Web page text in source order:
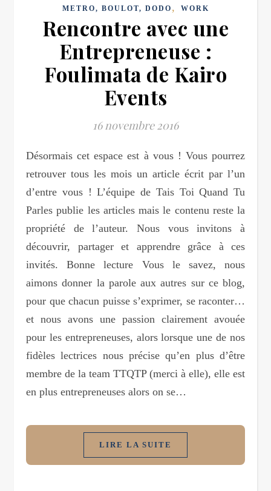
METRO, BOULOT, DODO , WORK
Rencontre avec une
Entrepreneuse :
Foulimata de Kairo
Events
16 novembre 2016
Désormais cet espace est à vous ! Vous pourrez
retrouver tous les mois un article écrit par l’un
d’entre vous ! L’équipe de Tais Toi Quand Tu
Parles publie les articles mais le contenu reste la
propriété de l’auteur. Nous vous invitons à
découvrir, partager et apprendre grâce à ces
invités. Bonne lecture Vous le savez, nous
aimons donner la parole aux autres sur ce blog,
pour que chacun puisse s’exprimer, se raconter…
et nous avons une passion clairement avouée
pour les entrepreneuses, alors lorsque une de nos
fidèles lectrices nous précise qu’en plus d’être
membre de la team TTQTP (merci à elle), elle est
en plus entrepreneuses alors on se…
LIRE LA SUITE